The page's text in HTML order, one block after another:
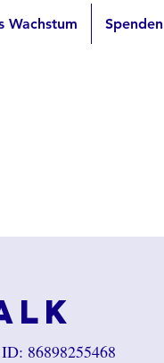
Wachstum Spenden
86898255468